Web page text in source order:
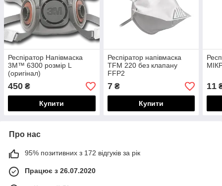
Респіратор Напівмаска
3М™ 6300 розмір L
(оригінал)
450 ₴
Купити
Респіратор напівмаска
TFM 220 без клапану
FFP2
7₴
Купити
11
Про нас
95% позитивних з 172 відгуків за рік
Працює з 26.07.2020